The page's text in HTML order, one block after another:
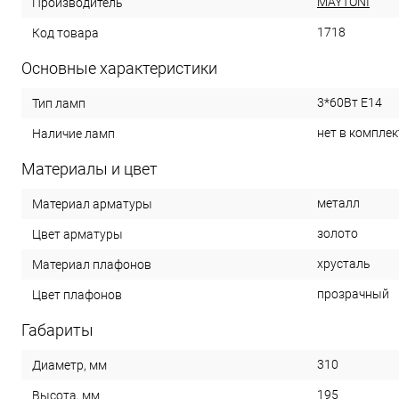
Код товара 1718
Основные характеристики
Тип ламп 3*60Вт E14
Наличие ламп нет в
Материалы и цвет
Материал арматуры металл
Цвет арматуры золото
Материал плафонов хрусталь
Цвет плафонов прозрачный
Габариты
Диаметр, мм 310
Высота, мм 195